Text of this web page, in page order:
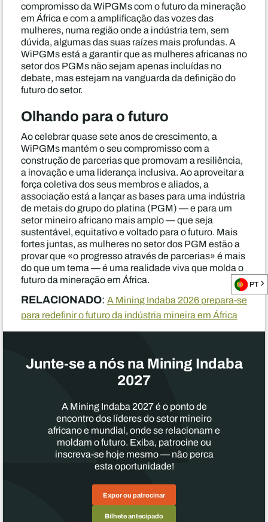
compromisso da WiPGMs com o futuro da mineração
em África e com a amplificação das vozes das
mulheres, numa região onde a indústria tem, sem
dúvida, algumas das suas raízes mais profundas. A
WiPGMs está a garantir que as mulheres africanas no
setor dos PGMs não sejam apenas incluídas no
debate, mas estejam na vanguarda da definição do
futuro do setor.
Olhando para o futuro
Ao celebrar quase sete anos de crescimento, a
WiPGMs mantém o seu compromisso com a
construção de parcerias que promovam a resiliência,
a inovação e uma liderança inclusiva. Ao aproveitar a
força coletiva dos seus membros e aliados, a
associação está a lançar as bases para uma indústria
de metais do grupo do platina (PGM) — e para um
setor mineiro africano mais amplo — que seja
sustentável, equitativo e voltado para o futuro. Mais
fortes juntas, as mulheres no setor dos PGM estão a
provar que «o progresso através de parcerias» é mais
do que um tema — é uma realidade viva que molda o
futuro da mineração em África.
RELACIONADO: A Mining Indaba 2026 prepara-se
para redefinir o futuro da indústria mineira em África
Junte-se a nós na Mining Indaba
2027
A Mining Indaba 2027 é o ponto de
encontro dos líderes do setor mineiro
africano e mundial, onde se relacionam e
moldam o futuro. Exiba, patrocine ou
inscreva-se hoje mesmo — não perca
esta oportunidade!
Expor ou patrocinar
Bilhete antecipado
PT